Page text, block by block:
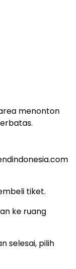
menonton
tiket.
ke ruang
selesai, pilih